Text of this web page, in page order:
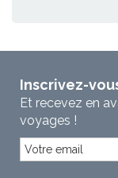
Inscrivez-
Et recevez en
voyages !